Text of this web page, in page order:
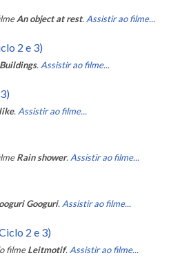
An object at rest. Assistir ao filme...
2 e 3)
Buildings. Assistir ao filme...
. Assistir ao filme...
Rain shower. Assistir ao filme...
Googuri. Assistir ao filme...
2 e 3)
filme Leitmotif. Assistir ao filme...